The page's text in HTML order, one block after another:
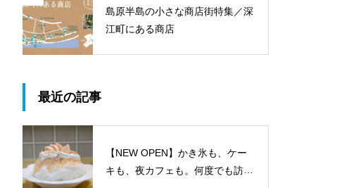
至福の時間「酵素温浴 haco」
／千々石観光センター／山の駅
ベジドリーム／平野鮮魚／おう
島原半島の小さな商店街特集／深
江町にある商店
最近の記事
【NEW OPEN】かき氷も、ケー
キも、夜カフェも。何度でも訪れ